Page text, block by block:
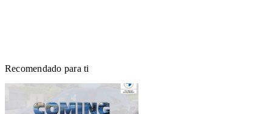
Recomendado para ti